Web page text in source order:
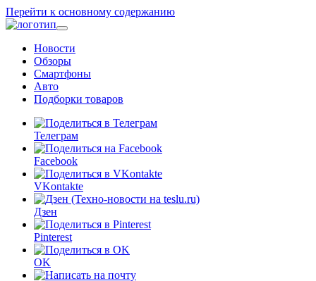
Перейти к основному содержанию
Новости
Обзоры
Смартфоны
Авто
Подборки товаров
Телеграм
Facebook
VKontakte
Дзен
Pinterest
OK